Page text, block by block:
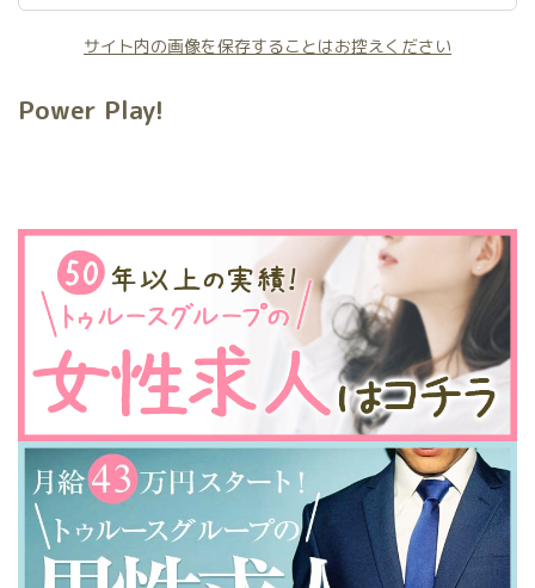
サイト内の画像を保存することはお控えください
Power Play!